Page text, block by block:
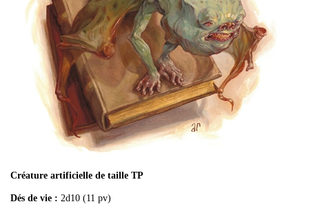
Créature artificielle de taille TP
Dés de vie : 2d10 (11 pv)